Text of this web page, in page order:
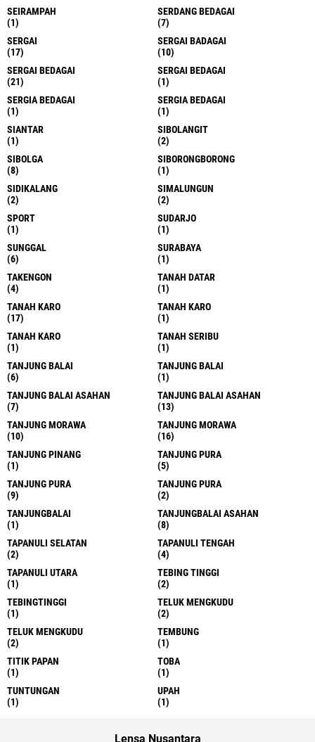
SEIRAMPAH
(1)
SERDANG BEDAGAI
(7)
SERGAI
(17)
SERGAI BADAGAI
(10)
SERGAI BEDAGAI
(21)
SERGAI BEDAGAI
(1)
SERGIA BEDAGAI
(1)
SERGIA BEDAGAI
(1)
SIANTAR
(1)
SIBOLANGIT
(2)
SIBOLGA
(8)
SIBORONGBORONG
(1)
SIDIKALANG
(2)
SIMALUNGUN
(2)
SPORT
(1)
SUDARJO
(1)
SUNGGAL
(6)
SURABAYA
(1)
TAKENGON
(4)
TANAH DATAR
(1)
TANAH KARO
(17)
TANAH KARO
(1)
TANAH KARO
(1)
TANAH SERIBU
(1)
TANJUNG BALAI
(6)
TANJUNG BALAI
(1)
TANJUNG BALAI ASAHAN
(7)
TANJUNG BALAI ASAHAN
(13)
TANJUNG MORAWA
(10)
TANJUNG MORAWA
(16)
TANJUNG PINANG
(1)
TANJUNG PURA
(5)
TANJUNG PURA
(9)
TANJUNG PURA
(2)
TANJUNGBALAI
(1)
TANJUNGBALAI ASAHAN
(8)
TAPANULI SELATAN
(2)
TAPANULI TENGAH
(4)
TAPANULI UTARA
(1)
TEBING TINGGI
(2)
TEBINGTINGGI
(1)
TELUK MENGKUDU
(2)
TELUK MENGKUDU
(2)
TEMBUNG
(1)
TITIK PAPAN
(1)
TOBA
(1)
TUNTUNGAN
(1)
UPAH
(1)
Lensa Nusantara